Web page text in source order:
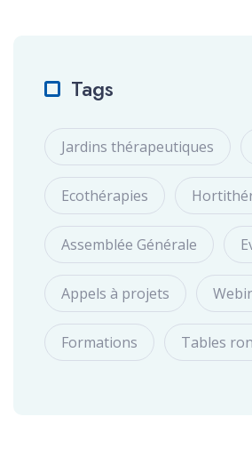
Tags
Jardins thérapeutiques
Ecothérapies
Assemblée Générale
Appels à projets
Formations Tables